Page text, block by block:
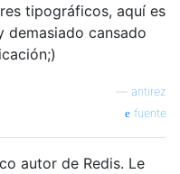
tipográficos, aquí es
demasiado cansado
antirez
fuente
autor de Redis. Le